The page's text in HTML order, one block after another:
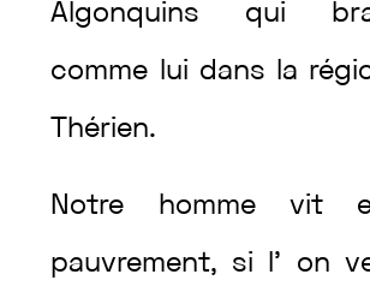
Algonquins qui
comme lui dans la
Thérien.
Notre hommevit
pauvrement, si l’ on